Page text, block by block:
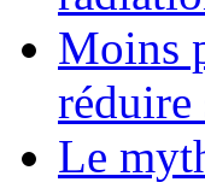
Moins
réduire
Le